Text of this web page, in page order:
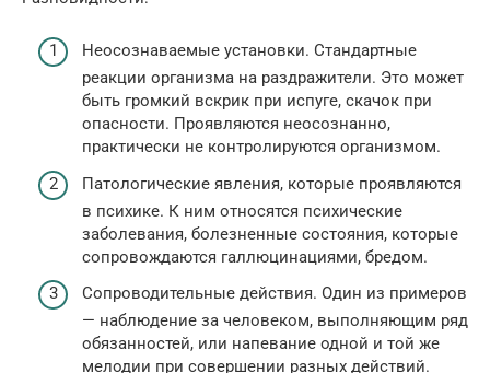
Неосознаваемые установки. Стандартные
реакции организма на раздражители. Это может
быть громкий вскрик при испуге, скачок при
опасности. Проявляются неосознанно,
практически не контролируются организмом.
Патологические явления, которые проявляются
в психике. К ним относятся психические
заболевания, болезненные состояния, которые
сопровождаются галлюцинациями, бредом.
Сопроводительные действия. Один из примеров
— наблюдение за человеком, выполняющим ряд
обязанностей, или напевание одной и той же
мелодии при совершении разных действий.